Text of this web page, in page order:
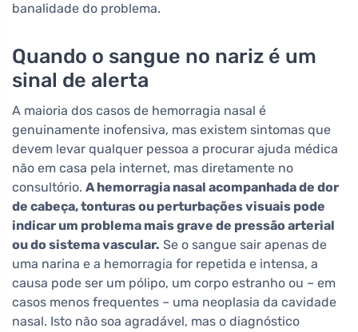
banalidade do problema.
Quando o sangue no nariz é um
sinal de alerta
A maioria dos casos de hemorragia nasal é
genuinamente inofensiva, mas existem sintomas que
devem levar qualquer pessoa a procurar ajuda médica
não em casa pela internet, mas diretamente no
consultório. A hemorragia nasal acompanhada de dor
de cabeça, tonturas ou perturbações visuais pode
indicar um problema mais grave de pressão arterial
ou do sistema vascular. Se o sangue sair apenas de
uma narina e a hemorragia for repetida e intensa, a
causa pode ser um pólipo, um corpo estranho ou – em
casos menos frequentes – uma neoplasia da cavidade
nasal. Isto não soa agradável, mas o diagnóstico